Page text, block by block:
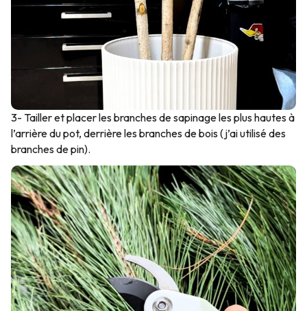
3- Tailler et placer les branches de sapinage les plus hautes à
l’arrière du pot, derrière les branches de bois (j’ai utilisé des
branches de pin).